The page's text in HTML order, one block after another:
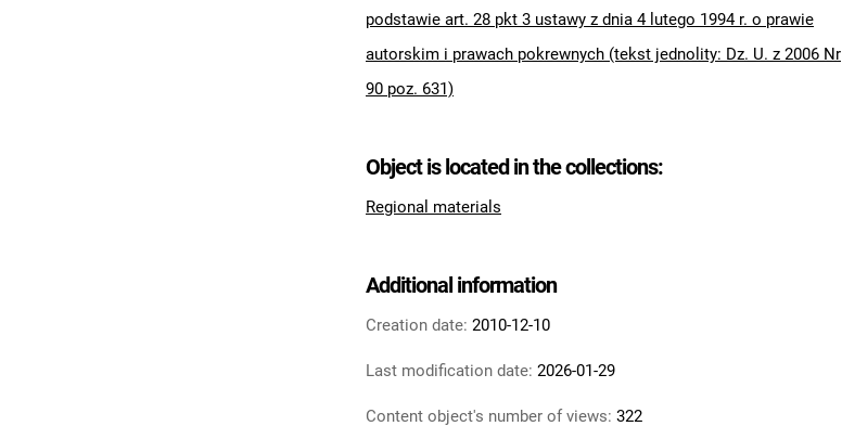
podstawie art. 28 pkt 3 ustawy z dnia 4 lutego 1994 r. o prawie
autorskim i prawach pokrewnych (tekst jednolity: Dz. U. z 2006 Nr
90 poz. 631)
Object is located in the collections:
Regional materials
Additional information
Creation date: 2010-12-10
Last modification date: 2026-01-29
Content object's number of views: 322